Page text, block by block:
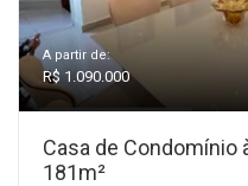
A partir de:
R$ 1.090.000
Casa de Condomínio
181m²